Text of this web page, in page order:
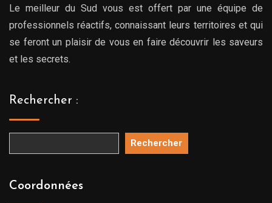
Le meilleur du Sud vous est offert par une équipe de
professionnels réactifs, connaissant leurs territoires et qui
se feront un plaisir de vous en faire découvrir les saveurs
et les secrets.
Rechercher :
Rechercher
Coordonnées